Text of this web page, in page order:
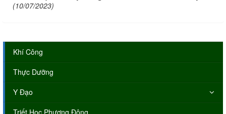
(10/07/2023)
Khí Công
Thực Dưỡng
Y Đạo